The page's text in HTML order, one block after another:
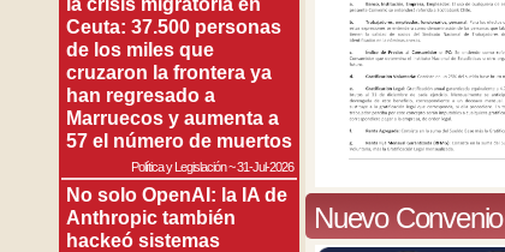
Ceuta: 37.500 personas
de los miles que
cruzaron la frontera ya
han regresado a
Marruecos y aumenta a
57 el número de muertos
Política y Legislación~31-Jul-2026
No solo OpenAI: la IA de
Anthropic también
hackeó sistemas
Nuevo Convenio